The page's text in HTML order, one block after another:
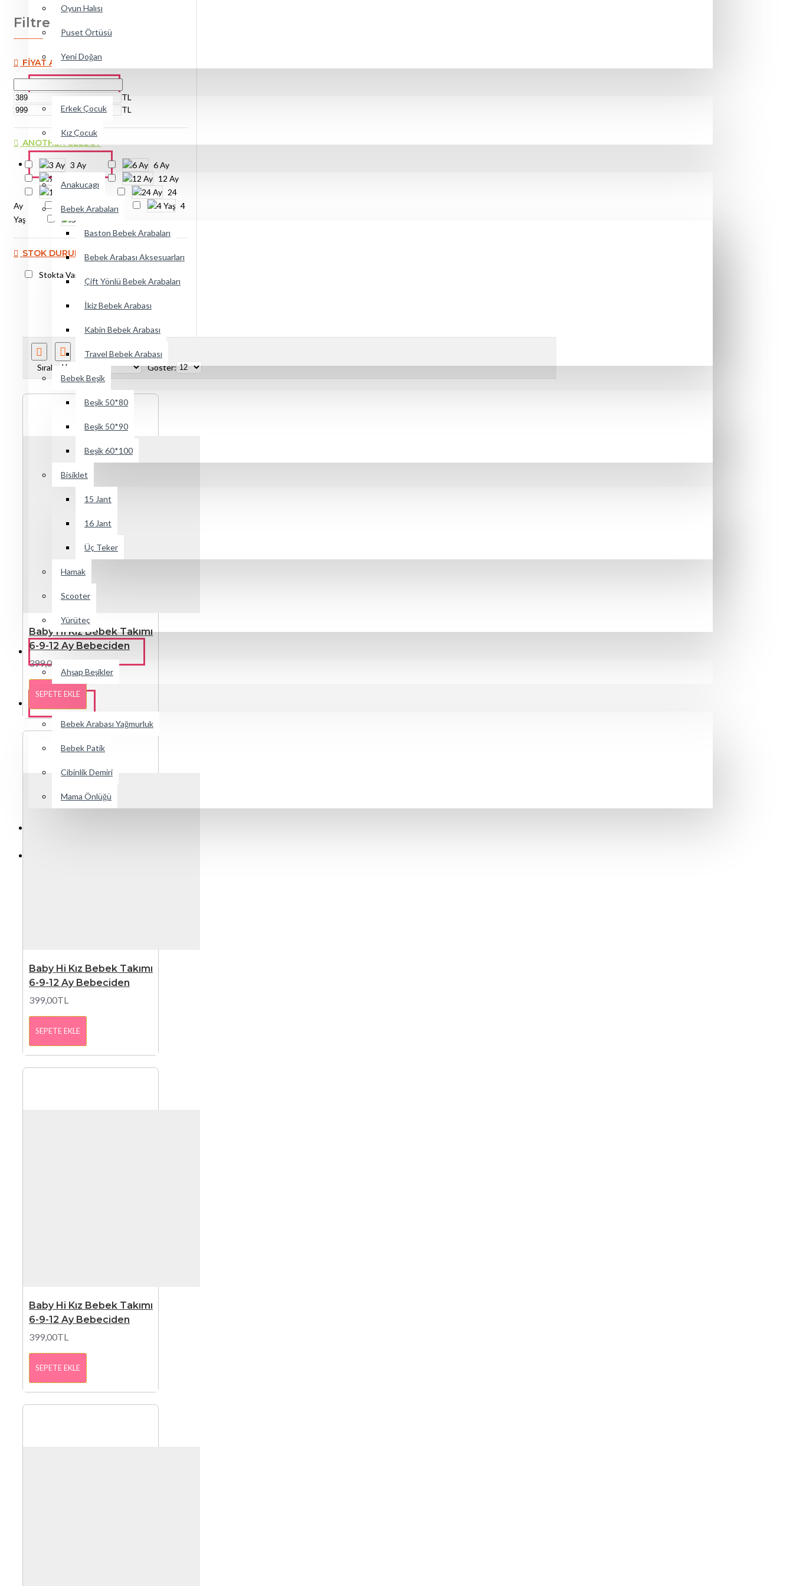
Oyun Halısı
Puset Örtüsü
Yeni Doğan
GİYİM & TEKSTİL
Erkek Çocuk
Kız Çocuk
ARAÇ & GEREÇ
Anakucagı
Bebek Arabaları
Baston Bebek Arabaları
Bebek Arabası Aksesuarları
Çift Yönlü Bebek Arabaları
İkiz Bebek Arabası
Kabin Bebek Arabası
Travel Bebek Arabası
Bebek Beşik
Beşik 50*80
Beşik 50*90
Beşik 60*100
Bisiklet
15 Jant
16 Jant
Üç Teker
Hamak
Scooter
Yürüteç
GENÇ & ÇOCUK ODASI
Ahşap Beşikler
Bebek Arabası Yağmurluk
Bebek Patik
Cibinlik Demiri
Mama Önlüğü
Filtre
FIYAT ARALIĞI
TL
TL
ANOTHER SELECT
3 Ay
6 Ay
12 Ay
18 Ay
24
Ay
3 Yaş
4
Yaş
STOK DURUMU
Stokta Var
Ürün Karşılaştır
Sırala: Göster:
Baby Hi Kız Bebek Takımı
6-9-12 Ay Bebeciden
399,00TL
SEPETE EKLE
Baby Hi Kız Bebek Takımı
6-9-12 Ay Bebeciden
399,00TL
SEPETE EKLE
Baby Hi Kız Bebek Takımı
6-9-12 Ay Bebeciden
399,00TL
SEPETE EKLE